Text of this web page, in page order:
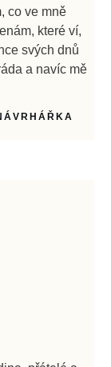
co ve mně
které ví,
svých dnů
a navíc mě